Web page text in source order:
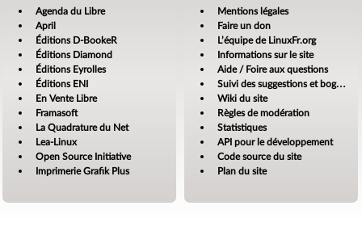
Agenda du Libre
April
Éditions D-BookeR
Éditions Diamond
Éditions Eyrolles
Éditions ENI
En Vente Libre
Framasoft
La Quadrature du Net
Lea-Linux
Open Source Initiative
Imprimerie Grafik Plus
Mentions légales
Faire un don
L’équipe de LinuxFr.org
Informations sur le site
Aide / Foire aux questions
Suivi des suggestions et bogues
Wiki du site
Règles de modération
Statistiques
API pour le développement
Code source du site
Plan du site